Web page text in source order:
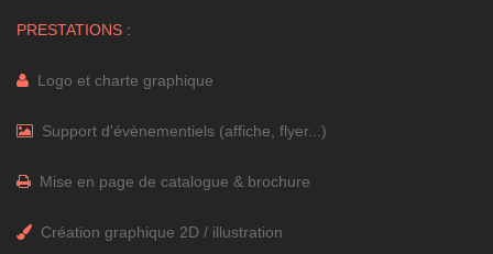
PRESTATIONS :
Logo et charte graphique
Support d'évènementiels (affiche, flyer...)
Mise en page de catalogue & brochure
Création graphique 2D / illustration